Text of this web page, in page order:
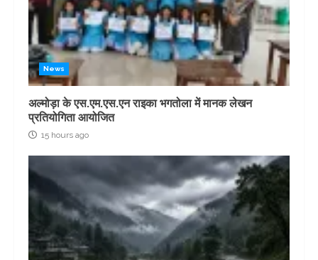
News
अल्मोड़ा के एस.एम.एस.एन राइका भगतोला में मानक लेखन
प्रतियोगिता आयोजित
15 hours ago